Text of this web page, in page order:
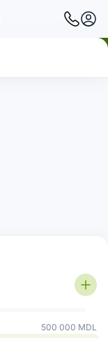
500 000 MDL